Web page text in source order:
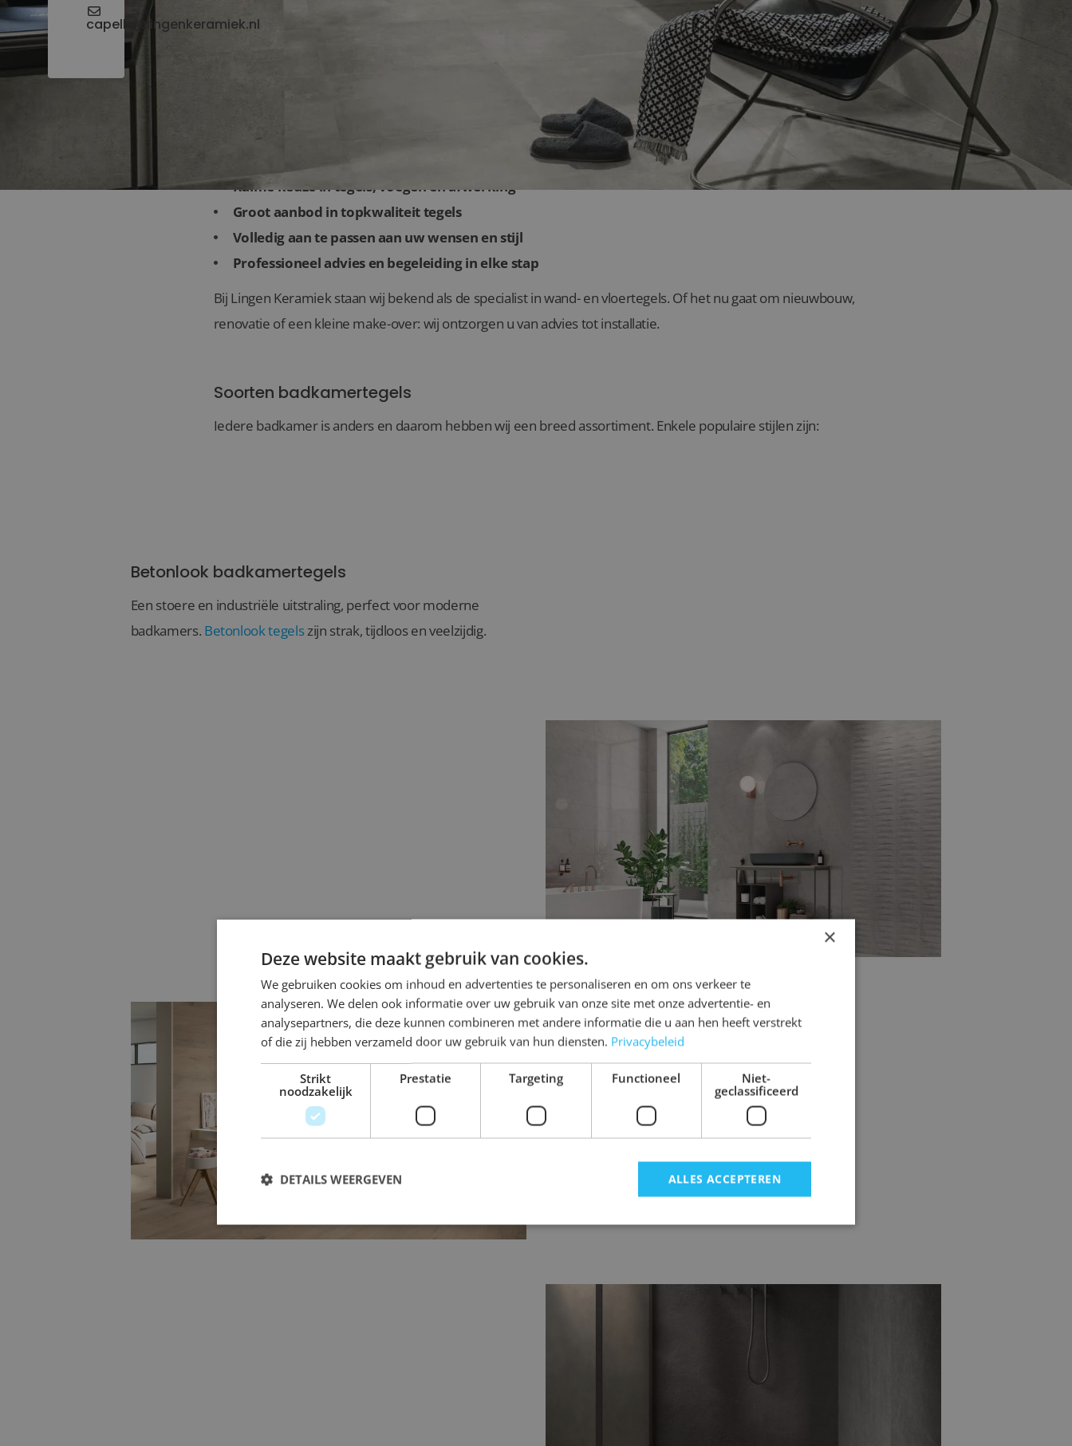
capelle@lingenkeramiek.nl
Waarom kiezen voor badkamertegels van Lingen Keramiek in Noordwijk?
Ruime keuze in tegels, voegen en afwerking
Groot aanbod in topkwaliteit tegels
Volledig aan te passen aan uw wensen en stijl
Professioneel advies en begeleiding in elke stap
Bij Lingen Keramiek staan wij bekend als de specialist in wand- en vloertegels. Of het nu gaat om nieuwbouw,
renovatie of een kleine make-over: wij ontzorgen u van advies tot installatie.
Soorten badkamertegels
Iedere badkamer is anders en daarom hebben wij een breed assortiment. Enkele populaire stijlen zijn:
Betonlook badkamertegels
Een stoere en industriële uitstraling, perfect voor moderne
badkamers. Betonlook tegelszijn strak, tijdloos en veelzijdig.
Houtlook badkamertegels
De warmte van hout, gecombineerd met het gemak van
keramiek. Daardoor zijn
houtlook badkamertegels
tegels om uw badkamer een natuurlijke en sfeervolle
Groot formaat tegels
Met groot formaat tegels
creëert u een rustige, ruimtelijke uitstraling met minder
voegen. Perfect voor een strak en modern design.
×
Deze website maakt gebruik van cookies.
We gebruiken cookies om inhoud en advertenties te personaliseren en om ons verkeer te
analyseren. We delen ook informatie over uw gebruik van onze site met onze advertentie- en
analysepartners, die deze kunnen combineren met andere informatie die u aan hen heeft verstrekt
of die zij hebben verzameld door uw gebruik van hun diensten. Privacybeleid
Strikt
noodzakelijk
Prestatie Targeting Functioneel
Niet-
geclassificeerd
ALLES ACCEPTEREN
DETAILS WEERGEVEN